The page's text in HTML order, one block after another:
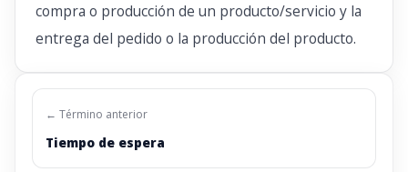
compra o producción de un producto/servicio y la
entrega del pedido o la producción del producto.
← Término anterior
Tiempo de espera